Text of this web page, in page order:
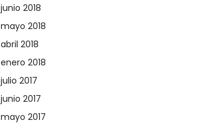
junio 2018
mayo 2018
abril 2018
enero 2018
julio 2017
junio 2017
mayo 2017